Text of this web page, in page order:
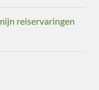
reiservaringen